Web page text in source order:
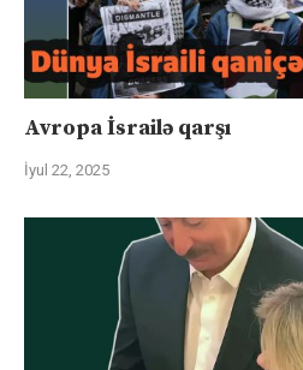
Avropa İsrailə qarşı
İyul 22, 2025